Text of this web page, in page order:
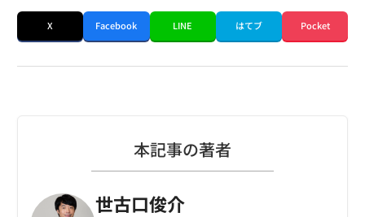
X Facebook LINE はてブ Pocket
本記事の著者
世古口俊介